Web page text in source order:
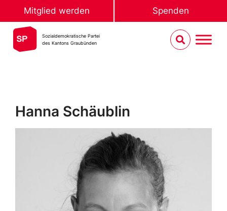
Mitglied werden Spenden
Sozialdemokratische Partei
des Kantons Graubünden
Hanna Schäublin